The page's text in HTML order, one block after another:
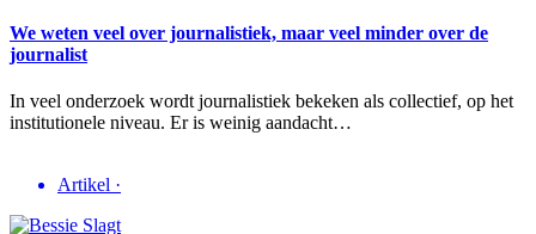
We weten veel over journalistiek, maar veel minder over de
journalist
In veel onderzoek wordt journalistiek bekeken als collectief, op het
institutionele niveau. Er is weinig aandacht…
Artikel ·